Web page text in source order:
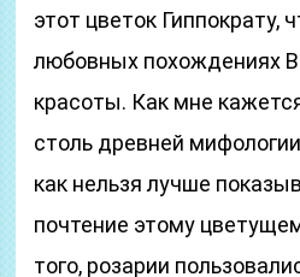
этот цветок Гиппократу,
любовных похождениях
красоты. Как мне
столь древней
как нельзя лучше
почтение этому
того, розарии